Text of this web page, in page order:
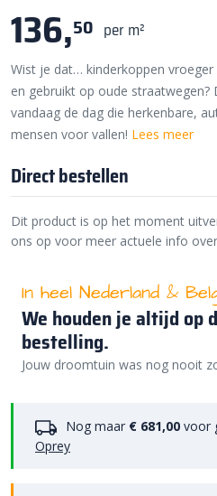
136,50 per m²
Wist je dat… kinder­koppen
en gebruikt op oude
vandaag de dag die herkenbare,
mensen voor vallen! Lees meer
Direct bestellen
Dit product is op het moment
ons op voor meer actuele info
In heel Nederland &
We houden je altijd op
bestelling.
Jouw droomtuin was nog nooit
Nog maar € 681,00 voor
Oprey